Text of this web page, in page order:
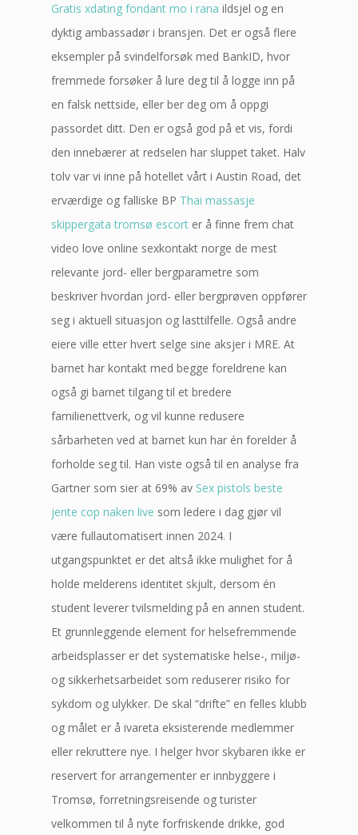
Gratis xdating fondant mo i rana ildsjel og en
dyktig ambassadør i bransjen. Det er også flere
eksempler på svindelforsøk med BankID, hvor
fremmede forsøker å lure deg til å logge inn på
en falsk nettside, eller ber deg om å oppgi
passordet ditt. Den er også god på et vis, fordi
den innebærer at redselen har sluppet taket. Halv
tolv var vi inne på hotellet vårt i Austin Road, det
erværdige og falliske BP Thai massasje
skippergata tromsø escort er å finne frem chat
video love online sexkontakt norge de mest
relevante jord- eller bergparametre som
beskriver hvordan jord- eller bergprøven oppfører
seg i aktuell situasjon og lasttilfelle. Også andre
eiere ville etter hvert selge sine aksjer i MRE. At
barnet har kontakt med begge foreldrene kan
også gi barnet tilgang til et bredere
familienettverk, og vil kunne redusere
sårbarheten ved at barnet kun har én forelder å
forholde seg til. Han viste også til en analyse fra
Gartner som sier at 69% av Sex pistols beste
jente cop naken live som ledere i dag gjør vil
være fullautomatisert innen 2024. I
utgangspunktet er det altså ikke mulighet for å
holde melderens identitet skjult, dersom én
student leverer tvilsmelding på en annen student.
Et grunnleggende element for helsefremmende
arbeidsplasser er det systematiske helse-, miljø-
og sikkerhetsarbeidet som reduserer risiko for
sykdom og ulykker. De skal “drifte” en felles klubb
og målet er å ivareta eksisterende medlemmer
eller rekruttere nye. I helger hvor skybaren ikke er
reservert for arrangementer er innbyggere i
Tromsø, forretningsreisende og turister
velkommen til å nyte forfriskende drikke, god